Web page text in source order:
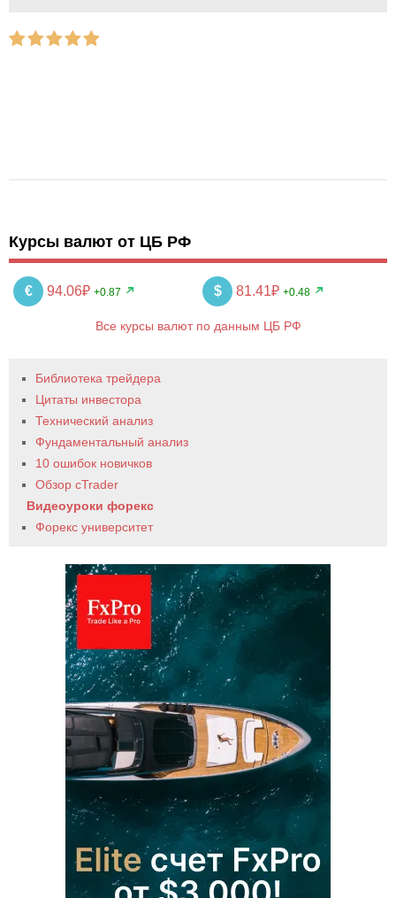
Курсы валют от ЦБ РФ
€ 94.06₽ +0.87 $ 81.41₽ +0.48
Все курсы валют по данным ЦБ РФ
Библиотека трейдера
Цитаты инвестора
Технический анализ
Фундаментальный анализ
10 ошибок новичков
Обзор cTrader
Видеоуроки форекс
Форекс университет